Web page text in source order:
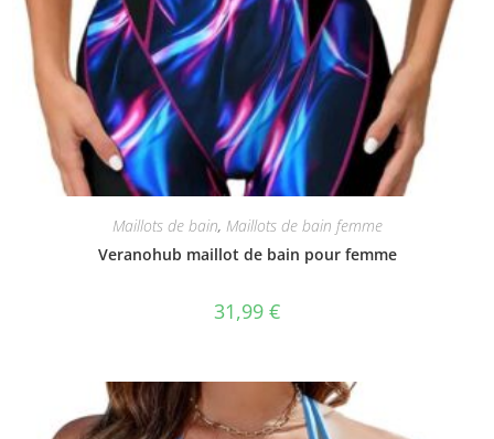
Maillots de bain, Maillots de bain femme
Veranohub maillot de bain pour femme
31,99 €